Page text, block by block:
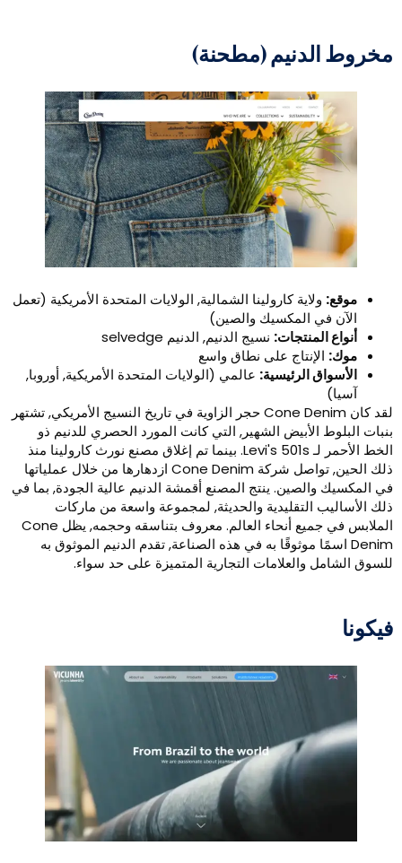
الدنيم (مطحنة)
موقع:ولاية كارولينا الشمالية, الولايات المتحدة الأمريكية (تعمل
الآن في المكسيك والصين)
أنواع المنتجات:نسيج الدنيم, الدنيم selvedge
موك:الإنتاج على نطاق واسع
الأسواق الرئيسية:عالمي (الولايات المتحدة الأمريكية, أوروبا,
آسيا)
لقد كان Cone Denim حجر الزاوية في تاريخ النسيج الأمريكي, تشتهر
البلوط الأبيض الشهير, التي كانت المورد الحصري للدنيم ذو
الخط الأحمر لـ Levi's 501s. بينما تم إغلاق مصنع نورث كارولينا منذ
ذلك الحين, تواصل شركة Cone Denim ازدهارها من خلال عملياتها
المكسيك والصين. ينتج المصنع أقمشة الدنيم عالية الجودة, بما في
الأساليب التقليدية والحديثة, لمجموعة واسعة من ماركات
الملابس في جميع أنحاء العالم. معروف بتناسقه وحجمه, يظل Cone
Denim اسمًا موثوقًا به في هذه الصناعة, تقدم الدنيم الموثوق به
الشامل والعلامات التجارية المتميزة على حد سواء.